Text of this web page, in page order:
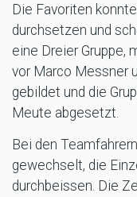
Die Favoriten
durchsetzen und
eine Dreier Gruppe,
vor Marco Messner
gebildet und die
Meute abgesetzt.
Bei den
gewechselt, die
durchbeissen. Die